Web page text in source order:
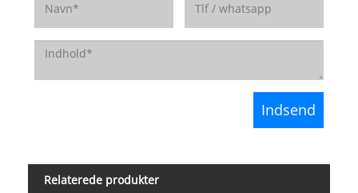
Relaterede produkter